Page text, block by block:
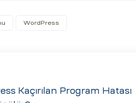
WordPress
Kaçırılan Program Hatası